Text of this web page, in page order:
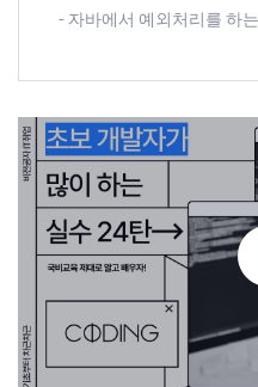
- 자바에서 예외처리를 하